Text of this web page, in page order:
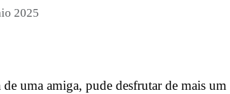
2025
uma amiga, pude desfrutar de mais